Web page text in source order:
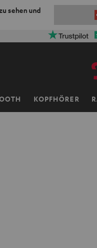
sehen und
KOPFHÖRER